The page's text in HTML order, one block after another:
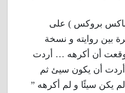
بروكس ) على
بين روايته و نسخة
“توقعت أن أكرهه … أردت
أن يكون سيئ ثم
يكن سيئًا و لم أكرهه ”